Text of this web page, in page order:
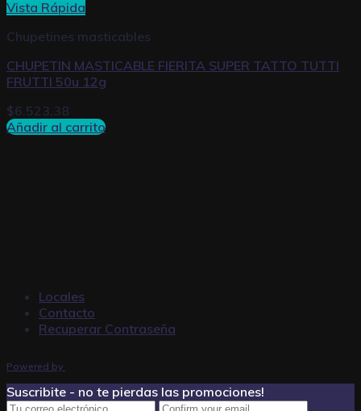
Vista Rápida
Chupetines masticables
CHUPETIN MASTICABLE FIERITA SUPER TATTO TUTTI
FRUTTI 50u 12g
$6.523,38
Añadir al carrito
Locales
Contacto
Recuperar Contraseña
Powered by
Suscribite - no te pierdas las promociones!